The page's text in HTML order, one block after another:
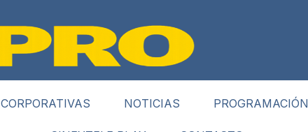
CORPORATIVAS NOTICIAS PROGRAMACIÓN